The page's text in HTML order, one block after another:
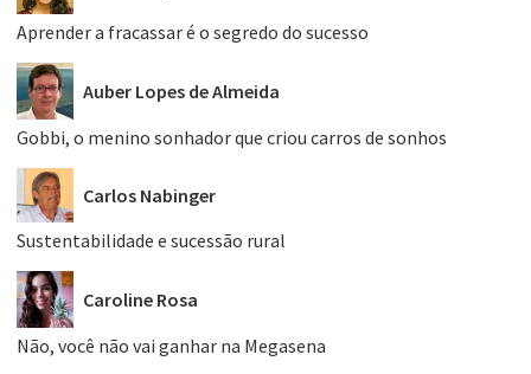
Aprender a fracassar é o segredo do sucesso
Auber Lopes de Almeida
Gobbi, o menino sonhador que criou carros de sonhos
Carlos Nabinger
Sustentabilidade e sucessão rural
Caroline Rosa
Não, você não vai ganhar na Megasena